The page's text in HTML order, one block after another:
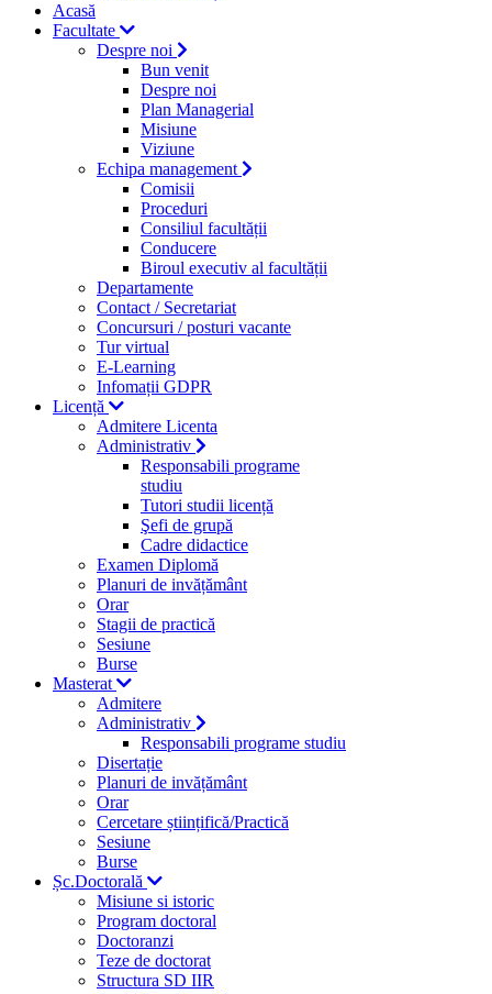
Acasă
Facultate
Despre noi
Bun venit
Despre noi
Plan Managerial
Misiune
Viziune
Echipa management
Comisii
Proceduri
Consiliul facultății
Conducere
Biroul executiv al facultății
Departamente
Contact / Secretariat
Concursuri / posturi vacante
Tur virtual
E-Learning
Infomații GDPR
Licență
Admitere Licenta
Administrativ
Responsabili programe
studiu
Tutori studii licență
Şefi de grupă
Cadre didactice
Examen Diplomă
Planuri de invățământ
Orar
Stagii de practică
Sesiune
Burse
Masterat
Admitere
Administrativ
Responsabili programe studiu
Disertație
Planuri de invățământ
Orar
Cercetare științifică/Practică
Sesiune
Burse
Șc.Doctorală
Misiune si istoric
Program doctoral
Doctoranzi
Teze de doctorat
Structura SD IIR